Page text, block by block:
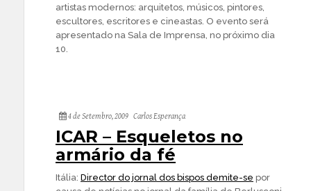
artistas modernos: arquitetos, músicos, pintores,
escultores, escritores e cineastas. O evento será
apresentado na Sala de Imprensa, no próximo dia
10.
4 de Setembro, 2009 Carlos Esperança
ICAR – Esqueletos no
armário da fé
Itália: Director do jornal dos bispos demite-se por